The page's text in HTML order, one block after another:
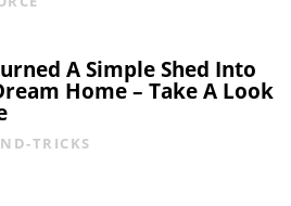
A Simple Shed Into
Home – Take A Look
TRICKS